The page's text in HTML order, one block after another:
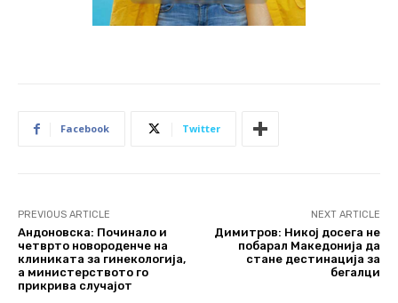
Facebook Twitter
PREVIOUS ARTICLE
Андоновска: Починало и
четврто новороденче на
клиниката за гинекологија,
а министерството го
прикрива случајот
NEXT ARTICLE
Димитров: Никој досега не
побарал Македонија да
стане дестинација за
бегалци